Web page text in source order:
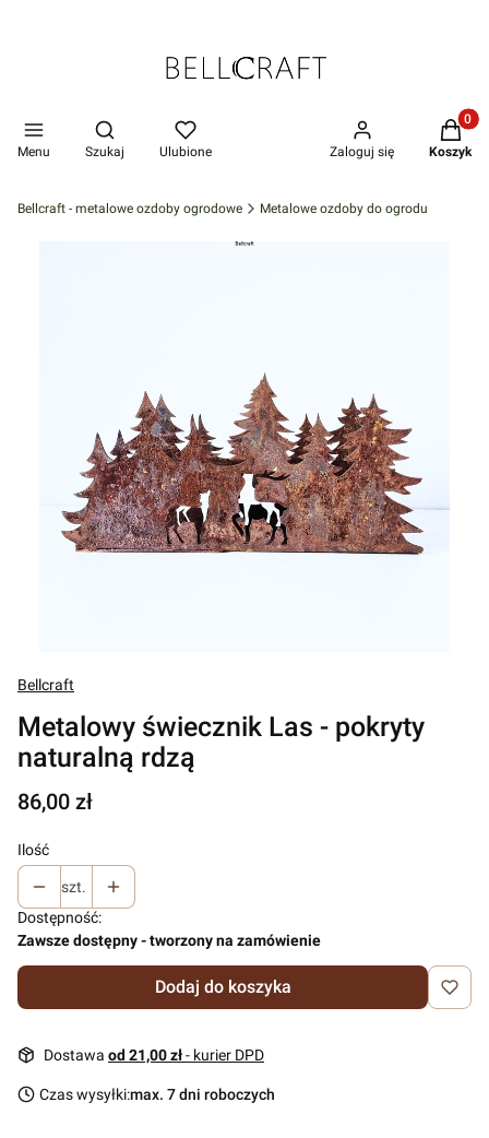
Menu
Otwórz wyszukiwarkę
Szukaj Ulubione Zaloguj się Koszyk
Bellcraft - metalowe ozdoby ogrodowe Metalowe ozdoby do ogrodu
Bellcraft
Metalowy świecznik Las - pokryty
naturalną rdzą
Cena
86,00 zł
Ilość
szt.
Dostępność:
Zawsze dostępny - tworzony na zamówienie
Dodaj do koszyka
Dostawa od 21,00 zł- kurier DPD
Czas wysyłki:max. 7 dni roboczych